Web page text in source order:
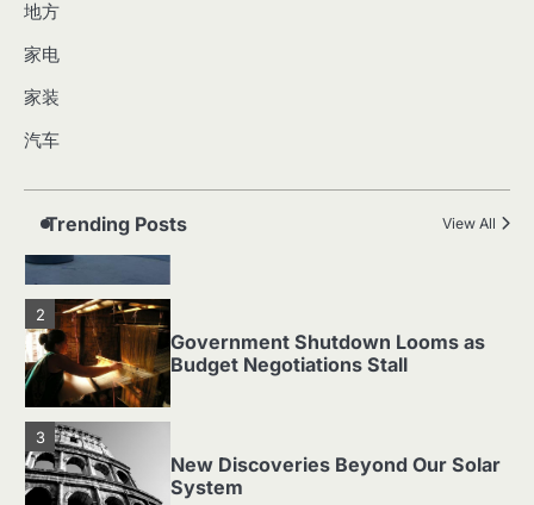
地方
家电
家装
汽车
Trending Posts View All
4
5
1
Impact on the Tech Sector
2
Government Shutdown Looms as
Budget Negotiations Stall
3
New Discoveries Beyond Our Solar
System